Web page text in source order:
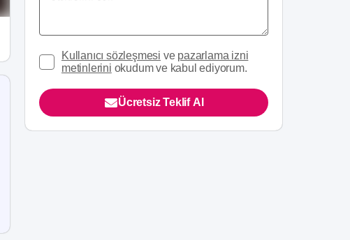
Kullanıcı sözleşmesi ve pazarlama izni
metinlerini okudum ve kabul ediyorum.
Ücretsiz Teklif Al